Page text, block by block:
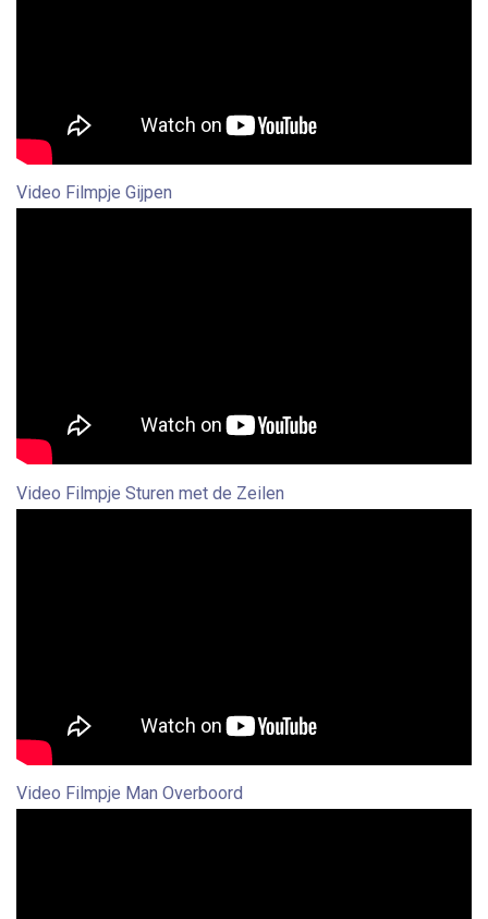
Video Filmpje Gijpen
Video Filmpje Sturen met de Zeilen
Video Filmpje Man Overboord